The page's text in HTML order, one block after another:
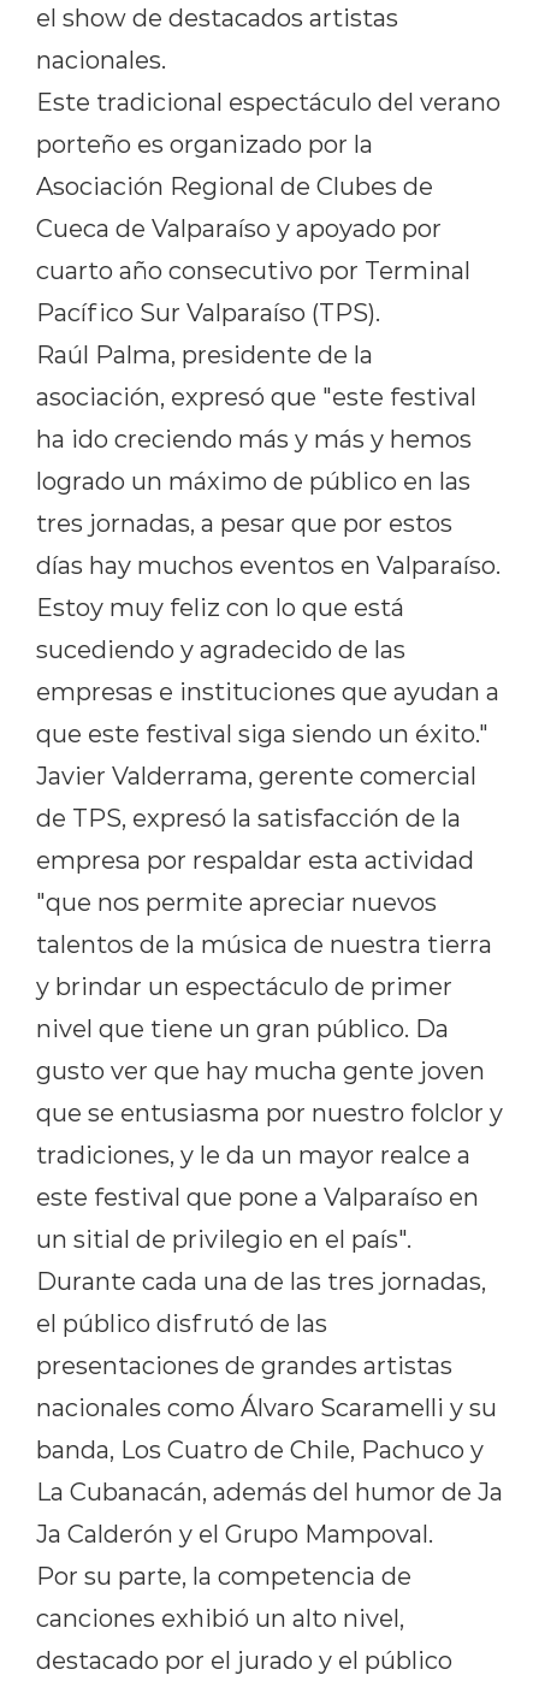
el show de destacados artistas
nacionales.
Este tradicional espectáculo del verano
porteño es organizado por la
Asociación Regional de Clubes de
Cueca de Valparaíso y apoyado por
cuarto año consecutivo por Terminal
Pacífico Sur Valparaíso (TPS).
Raúl Palma, presidente de la
asociación, expresó que "este festival
ha ido creciendo más y más y hemos
logrado un máximo de público en las
tres jornadas, a pesar que por estos
días hay muchos eventos en Valparaíso.
Estoy muy feliz con lo que está
sucediendo y agradecido de las
empresas e instituciones que ayudan a
que este festival siga siendo un éxito."
Javier Valderrama, gerente comercial
de TPS, expresó la satisfacción de la
empresa por respaldar esta actividad
"que nos permite apreciar nuevos
talentos de la música de nuestra tierra
y brindar un espectáculo de primer
nivel que tiene un gran público. Da
gusto ver que hay mucha gente joven
que se entusiasma por nuestro folclor y
tradiciones, y le da un mayor realce a
este festival que pone a Valparaíso en
un sitial de privilegio en el país".
Durante cada una de las tres jornadas,
el público disfrutó de las
presentaciones de grandes artistas
nacionales como Álvaro Scaramelli y su
banda, Los Cuatro de Chile, Pachuco y
La Cubanacán, además del humor de Ja
Ja Calderón y el Grupo Mampoval.
Por su parte, la competencia de
canciones exhibió un alto nivel,
destacado por el jurado y el público